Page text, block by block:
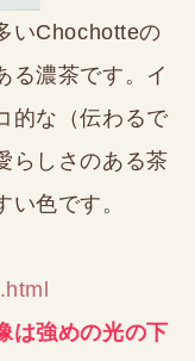
いChochotteの
る濃茶です。イ
的な（伝わるで
らしさのある茶
色です。
は強めの光の下